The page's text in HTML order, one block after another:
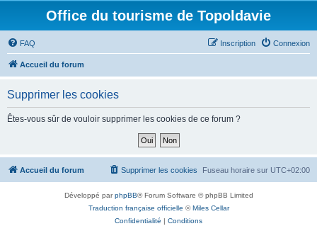
Office du tourisme de Topoldavie
FAQ Connexion
Inscription
Accueil du forum
Supprimer les cookies
Êtes-vous sûr de vouloir supprimer les cookies de ce forum ?
Accueil du forum Fuseau horaire sur UTC+02:00
Supprimer les cookies
Développé parphpBB® Forum Software © phpBB Limited
Traduction française officielle ©Miles Cellar
Confidentialité | Conditions